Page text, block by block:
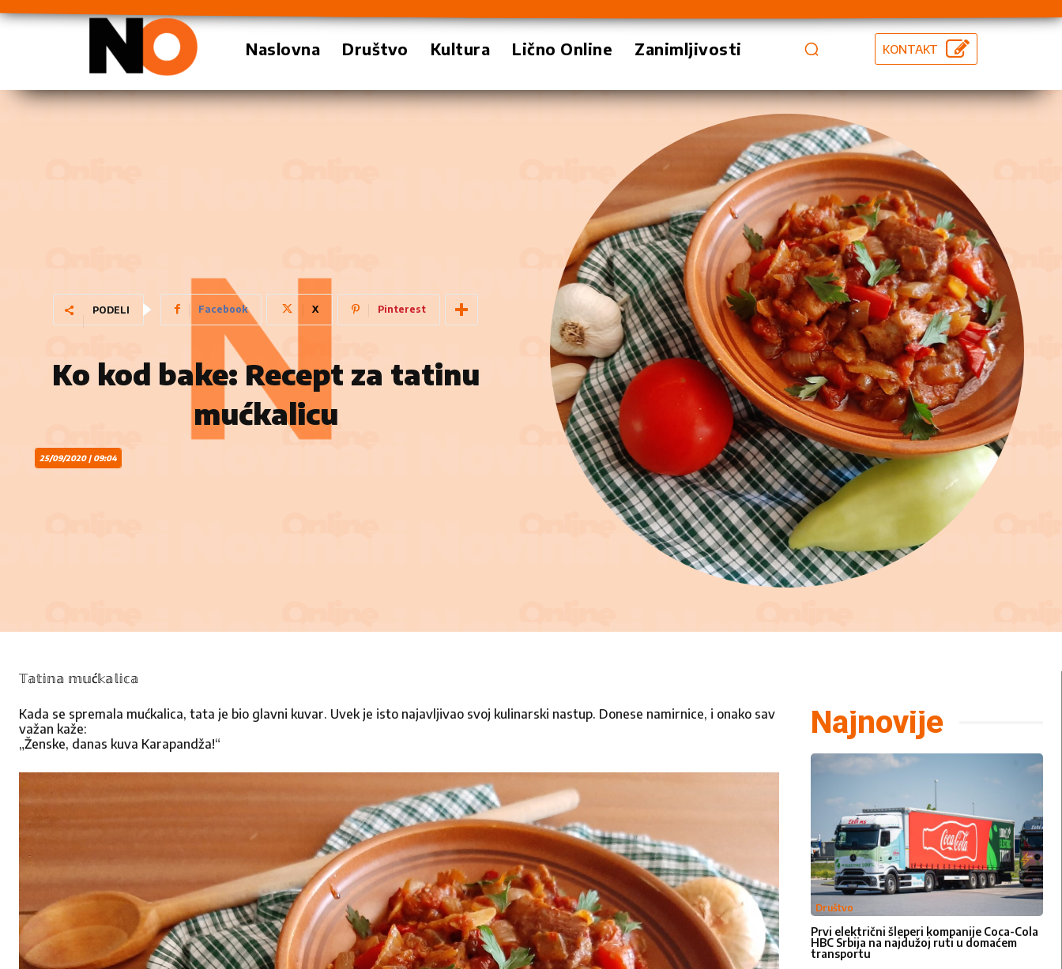
Kontakt
Naslovna Društvo Kultura Lično Online Zanimljivosti KONTAKT
PODELI Facebook X Pinterest
Ko kod bake: Recept za tatinu
mućkalicu
25/09/2020 | 09:04
𝕋𝕒𝕥𝕚𝕟𝕒 𝕞𝕦ć𝕜𝕒𝕝𝕚𝕔𝕒
Kada se spremala mućkalica, tata je bio glavni kuvar. Uvek je isto najavljivao svoj kulinarski nastup. Donese namirnice, i onako sav
važan kaže:
„Ženske, danas kuva Karapandža!“
Najnovije
Društvo
Prvi električni šleperi kompanije Coca-Cola
HBC Srbija na najdužoj ruti u domaćem
transportu